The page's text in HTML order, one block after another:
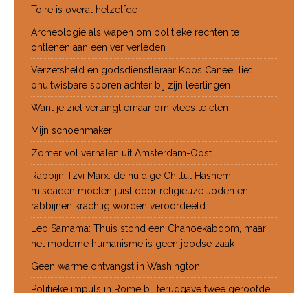
Toire is overal hetzelfde
Archeologie als wapen om politieke rechten te
ontlenen aan een ver verleden
Verzetsheld en godsdienstleraar Koos Caneel liet
onuitwisbare sporen achter bij zijn leerlingen
Want je ziel verlangt ernaar om vlees te eten
Mijn schoenmaker
Zomer vol verhalen uit Amsterdam-Oost
Rabbijn Tzvi Marx: de huidige Chillul Hashem-
misdaden moeten juist door religieuze Joden en
rabbijnen krachtig worden veroordeeld
Leo Samama: Thuis stond een Chanoekaboom, maar
het moderne humanisme is geen joodse zaak
Geen warme ontvangst in Washington
Politieke impuls in Rome bij teruggave twee geroofde